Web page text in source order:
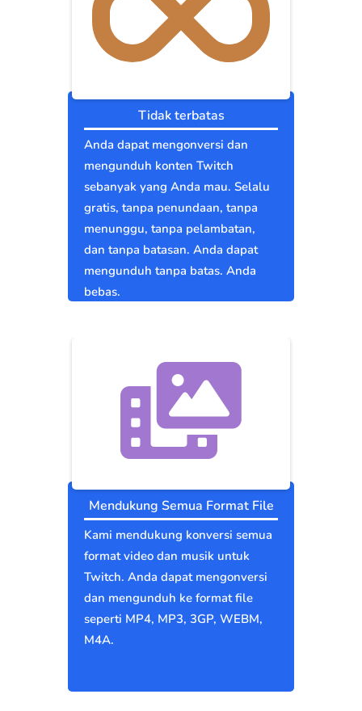
Tidak terbatas
Anda dapat mengonversi dan
mengunduh konten Twitch
sebanyak yang Anda mau. Selalu
gratis, tanpa penundaan, tanpa
menunggu, tanpa pelambatan,
dan tanpa batasan. Anda dapat
mengunduh tanpa batas. Anda
bebas.
Mendukung Semua Format File
Kami mendukung konversi semua
format video dan musik untuk
Twitch. Anda dapat mengonversi
dan mengunduh ke format file
seperti MP4, MP3, 3GP, WEBM,
M4A.